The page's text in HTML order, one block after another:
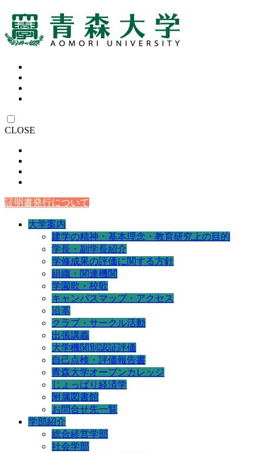
CLOSE
証明書発行について
大学案内
建学の精神・基本理念・教育研究上の目的
学長・副学長紹介
学修成果の評価に関する方針
組織・関連機関
学園歌・校歌
キャンパスマップ・アクセス
沿革
クラブ・サークル活動
出張講義
大学機関別認証評価
自己点検・評価報告書
青森大学オープンカレッジ
じょっぱり経済学
附属図書館
お問合せ先一覧
学部紹介
総合経営学部
社会学部